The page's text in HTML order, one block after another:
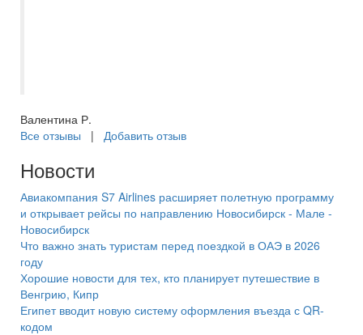
Валентина Р.
Все отзывы | Добавить отзыв
Новости
Авиакомпания S7 Airlines расширяет полетную программу
и открывает рейсы по направлению Новосибирск - Мале -
Новосибирск
Что важно знать туристам перед поездкой в ОАЭ в 2026
году
Хорошие новости для тех, кто планирует путешествие в
Венгрию, Кипр
Египет вводит новую систему оформления въезда с QR-
кодом